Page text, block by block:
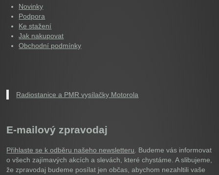
Novinky
Podpora
Ke stažení
Jak nakupovat
Obchodní podmínky
Radiostanice a PMR vysílačky Motorola
E-mailový zpravodaj
Přihlaste se k odběru našeho newsletteru . Budeme vás informovat
o všech zajímavých akcích a slevách, které chystáme. A slibujeme,
že zpravodaj budeme posílat jen občas, abychom nezahltili vaše